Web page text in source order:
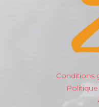
Conditions